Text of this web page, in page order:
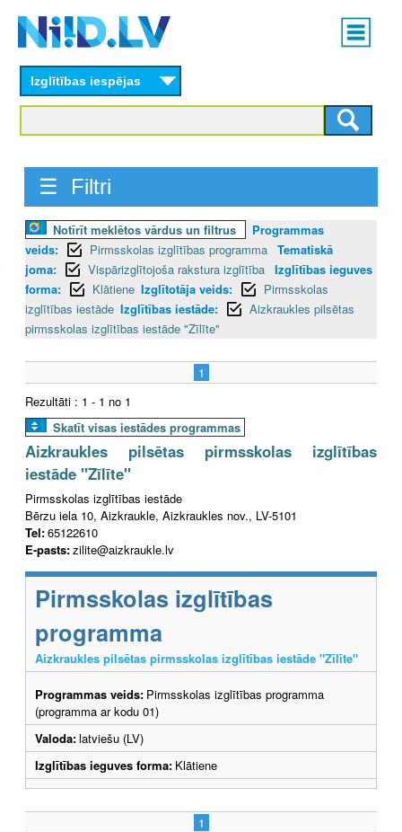
content
Main
menu
Izglītības iespējas
☰ Filtri
Notīrīt meklētos vārdus un filtrus
Programmas
veids:
Pirmsskolas izglītības programma Tematiskā
joma:
Vispārizglītojoša rakstura izglītība Izglītības ieguves
forma:
Klātiene Izglītotāja veids:
Pirmsskolas
izglītības iestāde Izglītības iestāde:
Aizkraukles pilsētas
pirmsskolas izglītības iestāde "Zīlīte"
1
Rezultāti : 1 - 1 no 1
Skatīt visas iestādes programmas
Aizkraukles pilsētas pirmsskolas izglītības
iestāde "Zīlīte"
Pirmsskolas izglītības iestāde
Bērzu iela 10, Aizkraukle, Aizkraukles nov., LV-5101
Tel:65122610
E-pasts:zilite@aizkraukle.lv
Pirmsskolas izglītības
programma
Aizkraukles pilsētas pirmsskolas izglītības iestāde "Zīlīte"
Programmas veids: Pirmsskolas izglītības programma
(programma ar kodu 01)
Valoda:latviešu (LV)
Izglītības ieguves forma: Klātiene
1